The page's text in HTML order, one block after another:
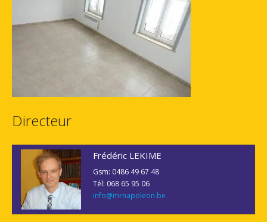
Directeur
Frédéric LEKIME
Gsm: 0486 49 67 48
Tél: 068 65 95 06
info@mrnapoleon.be